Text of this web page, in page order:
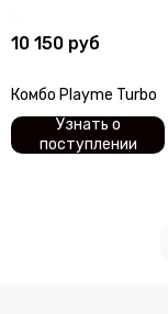
10 150 руб
Комбо Playme Turbo
Узнать о
поступлении